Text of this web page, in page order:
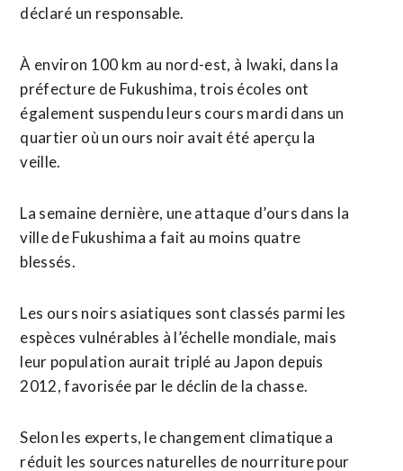
déclaré un responsable.
À environ 100 km au nord-est, à Iwaki, dans la
préfecture de Fukushima, trois écoles ont
également suspendu ‌leurs cours mardi dans ​un
quartier où un ours noir avait été aperçu la
veille.
La semaine dernière, une attaque d’ours ​dans la
ville de Fukushima a fait au moins quatre
blessés.
Les ours noirs asiatiques sont classés parmi les
espèces vulnérables à l’échelle mondiale, mais
leur population aurait triplé au Japon depuis
2012, favorisée par le déclin de la chasse.
Selon les experts, le changement climatique a
réduit les sources naturelles de nourriture pour